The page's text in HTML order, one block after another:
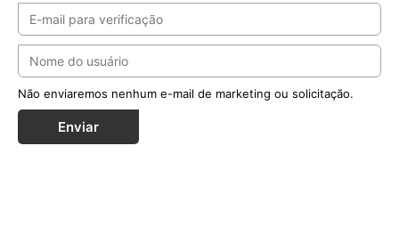
Não enviaremos nenhum e-mail de marketing ou solicitação.
Enviar